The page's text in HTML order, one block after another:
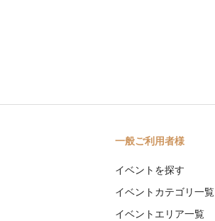
一般ご利用者様
イベントを探す
イベントカテゴリ一覧
イベントエリア一覧